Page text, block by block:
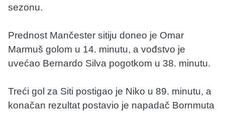
sezonu.
Prednost Mančester sitiju doneo je Omar
Marmuš golom u 14. minutu, a vođstvo je
uvećao Bernardo Silva pogotkom u 38. minutu.
Treći gol za Siti postigao je Niko u 89. minutu, a
konačan rezultat postavio je napadač Bornmuta